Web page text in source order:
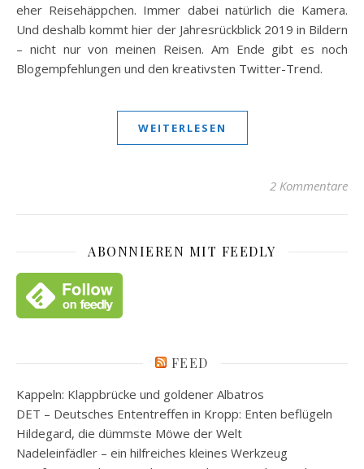
eher Reisehäppchen. Immer dabei natürlich die Kamera.
Und deshalb kommt hier der Jahresrückblick 2019 in Bildern
– nicht nur von meinen Reisen. Am Ende gibt es noch
Blogempfehlungen und den kreativsten Twitter-Trend.
WEITERLESEN
2 Kommentare
ABONNIEREN MIT FEEDLY
FEED
Kappeln: Klappbrücke und goldener Albatros
DET – Deutsches Ententreffen in Kropp: Enten beflügeln
Hildegard, die dümmste Möwe der Welt
Nadeleinfädler – ein hilfreiches kleines Werkzeug